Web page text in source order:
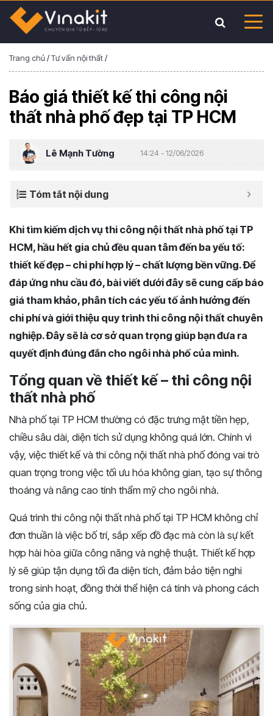
Trang chủ/Tư vấn nội thất/
Báo giá thiết kế thi công nội
thất nhà phố đẹp tại TP HCM
Lê Mạnh Tường 14:24 - 12/06/2026
Tóm tắt nội dung
Khi tìm kiếm dịch vụ thi công nội thất nhà phố tại TP
HCM, hầu hết gia chủ đều quan tâm đến ba yếu tố:
thiết kế đẹp – chi phí hợp lý – chất lượng bền vững. Để
đáp ứng nhu cầu đó, bài viết dưới đây sẽ cung cấp báo
giá tham khảo, phân tích các yếu tố ảnh hưởng đến
chi phí và giới thiệu quy trình thi công nội thất chuyên
nghiệp. Đây sẽ là cơ sở quan trọng giúp bạn đưa ra
quyết định đúng đắn cho ngôi nhà phố của mình.
Tổng quan về thiết kế – thi công nội
thất nhà phố
Nhà phố tại TP HCM thường có đặc trưng mặt tiền hẹp,
chiều sâu dài, diện tích sử dụng không quá lớn. Chính vì
vậy, việc thiết kế và thi công nội thất nhà phố đóng vai trò
quan trọng trong việc tối ưu hóa không gian, tạo sự thông
thoáng và nâng cao tính thẩm mỹ cho ngôi nhà.
Quá trình thi công nội thất nhà phố tại TP HCM không chỉ
đơn thuần là việc bố trí, sắp xếp đồ đạc mà còn là sự kết
hợp hài hòa giữa công năng và nghệ thuật. Thiết kế hợp
lý sẽ giúp tận dụng tối đa diện tích, đảm bảo tiện nghi
trong sinh hoạt, đồng thời thể hiện cá tính và phong cách
sống của gia chủ.